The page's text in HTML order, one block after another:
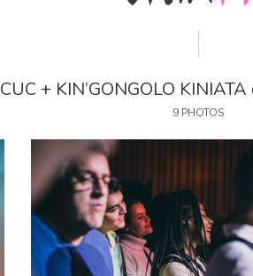
+ KIN’GONGOLO
9 PHOTOS